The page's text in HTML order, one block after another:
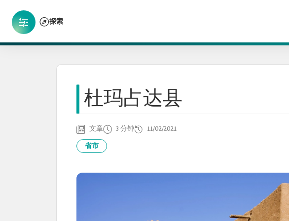
探索
杜玛占达县
文章 3 分钟 11/02/2021
省市